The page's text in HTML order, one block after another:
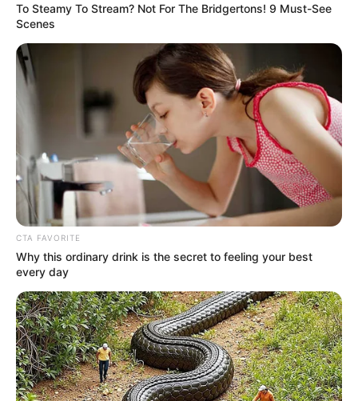
To Steamy To Stream? Not For The Bridgertons! 9 Must-See
Scenes
CTA FAVORITE
Why this ordinary drink is the secret to feeling your best
every day